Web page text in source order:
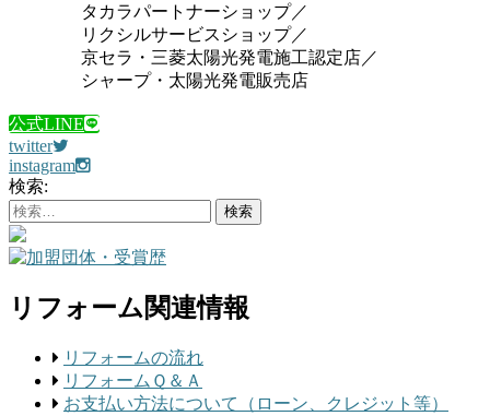
タカラパートナーショップ／
リクシルサービスショップ／
京セラ・三菱太陽光発電施工認定店／
シャープ・太陽光発電販売店
公式LINE
twitter
instagram
検索:
リフォーム関連情報
リフォームの流れ
リフォームＱ＆Ａ
お支払い方法について（ローン、クレジット等）